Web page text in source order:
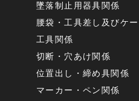
墜落制止用器具関係
腰袋・工具差し及びケ
工具関係
切断・穴あけ関係
位置出し・締め具関係
マーカー・ペン関係